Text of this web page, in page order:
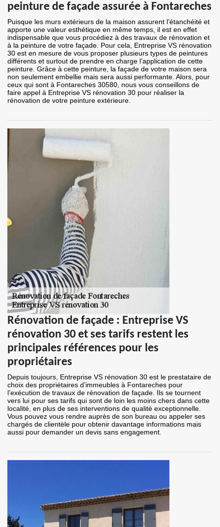
peinture de façade assurée à Fontareches
Puisque les murs extérieurs de la maison assurent l’étanchéité et
apporte une valeur esthétique en même temps, il est en effet
indispensable que vous procédiez à des travaux de rénovation et
à la peinture de votre façade. Pour cela, Entreprise VS rénovation
30 est en mesure de vous proposer plusieurs types de peintures
différents et surtout de prendre en charge l’application de cette
peinture. Grâce à cette peinture, la façade de votre maison sera
non seulement embellie mais sera aussi performante. Alors, pour
ceux qui sont à Fontareches 30580, nous vous conseillons de
faire appel à Entreprise VS rénovation 30 pour réaliser la
rénovation de votre peinture extérieure.
Rénovation de façade : Entreprise VS
rénovation 30 et ses tarifs restent les
principales références pour les
propriétaires
Depuis toujours, Entreprise VS rénovation 30 est le prestataire de
choix des propriétaires d’immeubles à Fontareches pour
l’exécution de travaux de rénovation de façade. Ils se tournent
vers lui pour ses tarifs qui sont de loin les moins chers dans cette
localité, en plus de ses interventions de qualité exceptionnelle.
Vous pouvez vous rendre auprès de son bureau ou appeler ses
chargés de clientèle pour obtenir davantage informations mais
aussi pour demander un devis sans engagement.